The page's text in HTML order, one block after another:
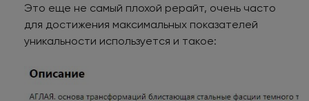
Это еще не самый плохой рерайт, очень часто
для достижения максимальных показателей
уникальности используется и такое: